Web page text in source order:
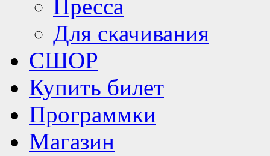
Пресса
Для скачивания
СШОР
Купить билет
Программки
Магазин